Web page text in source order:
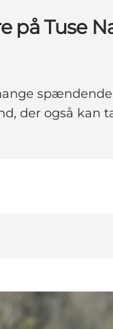
på Tuse
der også kan